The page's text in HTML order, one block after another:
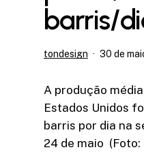
barris/
tondesign 30 de
A produção
Estados Unidos
barris por dia na
24 de maio